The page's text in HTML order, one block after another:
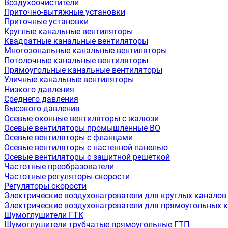
Воздухоочистители
Приточно-вытяжные установки
Приточные установки
Круглые канальные вентиляторы
Квадратные канальные вентиляторы
Многозональные канальные вентиляторы
Потолочные канальные вентиляторы
Прямоугольные канальные вентиляторы
Уличные канальные вентиляторы
Низкого давления
Среднего давления
Высокого давления
Осевые оконные вентиляторы с жалюзи
Осевые вентиляторы промышленные ВО
Осевые вентиляторы с фланцами
Осевые вентиляторы с настенной панелью
Осевые вентиляторы с защитной решеткой
Частотные преобразователи
Частотные регуляторы скорости
Регуляторы скорости
Электрические воздухонагреватели для круглых каналов
Электрические воздухонагреватели для прямоугольных
Шумоглушители ГТК
Шумоглушители трубчатые прямоугольные ГТП